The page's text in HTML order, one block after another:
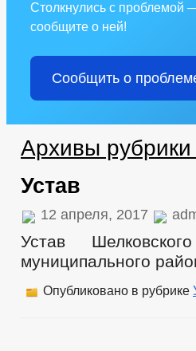
Столкнулись с проблемой
сообщите о ней!
Сообщить о
Архивы рубрики
Устав
12 апреля, 2017
Устав Шелковского
муниципального
Опубликовано в рубрике